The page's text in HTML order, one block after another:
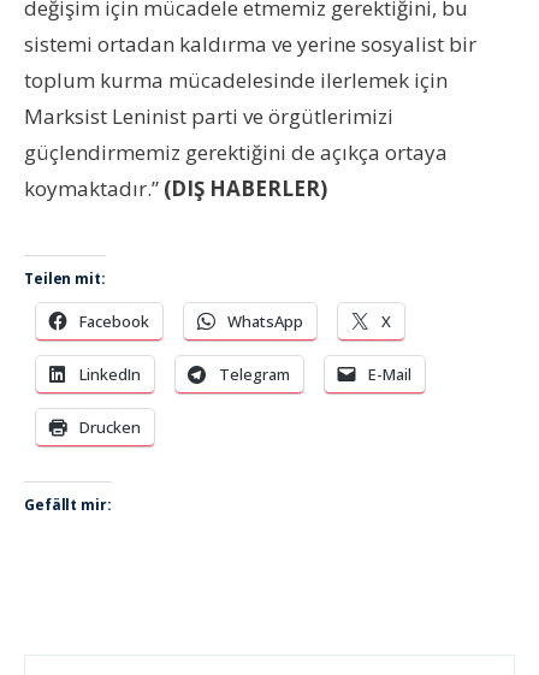
değişim için mücadele etmemiz gerektiğini, bu
sistemi ortadan kaldırma ve yerine sosyalist bir
toplum kurma mücadelesinde ilerlemek için
Marksist Leninist parti ve örgütlerimizi
güçlendirmemiz gerektiğini de açıkça ortaya
koymaktadır.” (DIŞ HABERLER)
Teilen mit:
Facebook WhatsApp X
LinkedIn Telegram E-Mail
Drucken
Gefällt mir: